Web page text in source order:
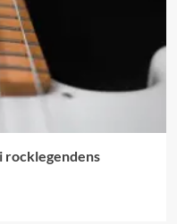
rocklegendens